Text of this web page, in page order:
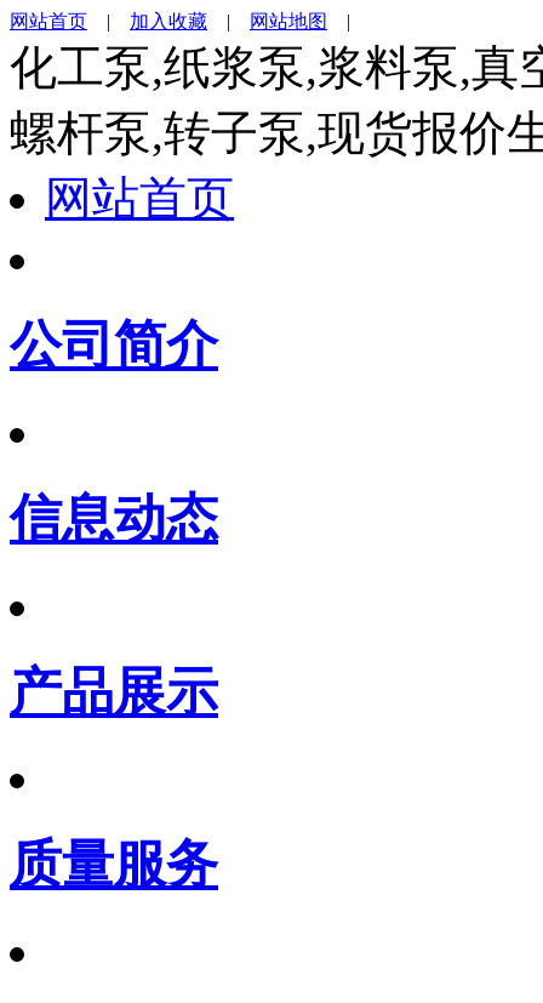
网站首页 | 加入收藏 | 网站地图 |
化工泵,纸浆泵,浆料泵,真
螺杆泵,转子泵,现货报价
网站首页
公司简介
信息动态
产品展示
质量服务